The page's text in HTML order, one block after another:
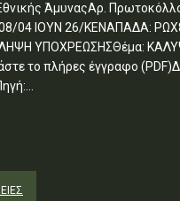
ΆμυναςΑρ.
04 ΙΟΥΝ 26/ΚΕΝΑΠΑΔΑ:
ΥΠΟΧΡΕΩΣΗΣΘέμα:
το πλήρες έγγραφο